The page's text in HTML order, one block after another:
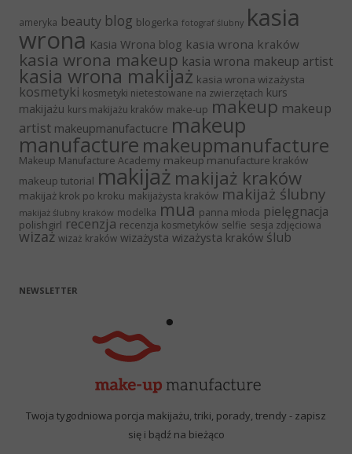
ameryka beauty blog blogerka fotograf ślubny kasia
wrona Kasia Wrona blog kasia wrona kraków
kasia wrona makeup kasia wrona makeup artist
kasia wrona makijaż kasia wrona wizażysta
kosmetyki kosmetyki nietestowane na zwierzętach kurs
makijażu kurs makijażu kraków make-up makeup makeup
artist makeupmanufactucre makeup
manufacture makeupmanufacture
Makeup Manufacture Academy makeup manufacture kraków
makeup tutorial makijaż makijaż kraków
makijaż krok po kroku makijażysta kraków makijaż ślubny
makijaż ślubny kraków modelka mua panna młoda pielęgnacja
polishgirl recenzja recenzja kosmetyków selfie sesja zdjęciowa
wizaż wizaż kraków wizażysta wizażysta kraków ślub
NEWSLETTER
Twoja tygodniowa porcja makijażu, triki, porady, trendy - zapisz
się i bądź na bieżąco